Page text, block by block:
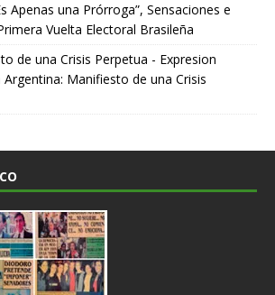
Apenas una Prórroga”, Sensaciones e
Vuelta Electoral Brasileña
de una Crisis Perpetua - Expresion
Argentina: Manifiesto de una Crisis